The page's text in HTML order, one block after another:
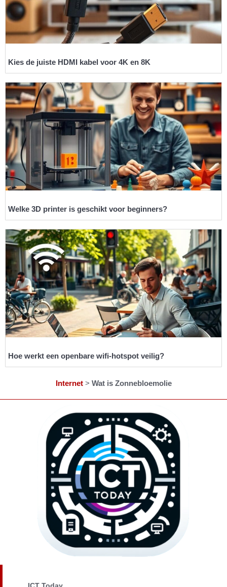
Kies de juiste HDMI kabel voor 4K en 8K
Welke 3D printer is geschikt voor beginners?
Hoe werkt een openbare wifi-hotspot veilig?
Internet> Wat is Zonnebloemolie